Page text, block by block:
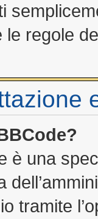
le regole
è una
tramite